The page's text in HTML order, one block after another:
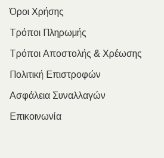
Όροι Χρήσης
Τρόποι Πληρωμής
Τρόποι Αποστολής & Χρέωσης
Πολιτική Επιστροφών
Ασφάλεια Συναλλαγών
Επικοινωνία